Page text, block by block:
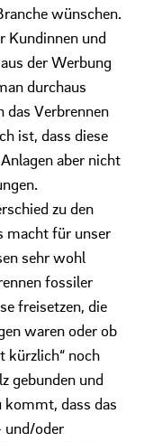
wünschen.
Kundinnen und
der Werbung
durchaus
das Verbrennen
ist, dass diese
aber nicht
zu den
macht für unser
sehr wohl
fossiler
freisetzen, die
waren oder ob
kürzlich“ noch
gebunden und
kommt, dass das
und/oder